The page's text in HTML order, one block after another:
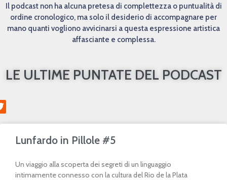
Il podcast non ha alcuna pretesa di complettezza o puntualità di
ordine cronologico, ma solo il desiderio di accompagnare per
mano quanti vogliono avvicinarsi a questa espressione artistica
affasciante e complessa.
LE ULTIME PUNTATE DEL PODCAST
Lunfardo in Pillole #5
Un viaggio alla scoperta dei segreti di un linguaggio
intimamente connesso con la cultura del Rio de la Plata